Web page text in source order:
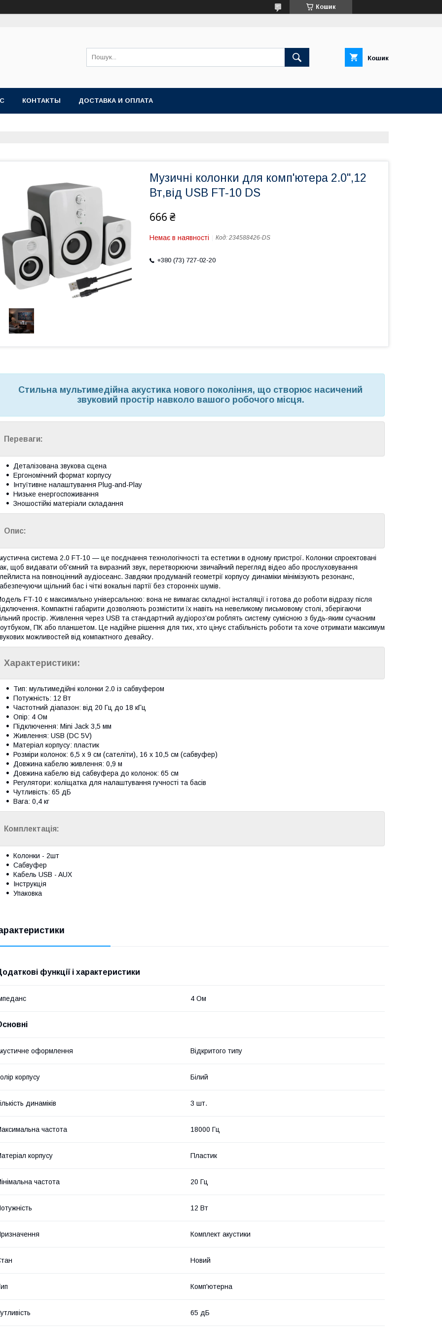
Кошик
Кошик
КОНТАКТЫ ДОСТАВКА И ОПЛАТА
Музичні колонки для комп'ютера 2.0",12
Вт,від USB FT-10 DS
666 ₴
Немає в наявності Код: 234588426-DS
+380 (73) 727-02-20
Стильна мультимедійна акустика нового покоління, що створює насичений
звуковий простір навколо вашого робочого місця.
Переваги:
Деталізована звукова сцена
Ергономічний формат корпусу
Інтуїтивне налаштування Plug-and-Play
Низьке енергоспоживання
Зношостійкі матеріали складання
Опис:
система 2.0 FT-10 — це поєднання технологічності та естетики в одному пристрої. Колонки спроектовані
щоб видавати об'ємний та виразний звук, перетворюючи звичайний перегляд відео або прослуховування
на повноцінний аудіосеанс. Завдяки продуманій геометрії корпусу динаміки мінімізують резонанс,
щільний бас і чіткі вокальні партії без сторонніх шумів.
FT-10 є максимально універсальною: вона не вимагає складної інсталяції і готова до роботи відразу після
Компактні габарити дозволяють розмістити їх навіть на невеликому письмовому столі, зберігаючи
простір. Живлення через USB та стандартний аудіороз'єм роблять систему сумісною з будь-яким сучасним
ПК або планшетом. Це надійне рішення для тих, хто цінує стабільність роботи та хоче отримати максимум
можливостей від компактного девайсу.
Характеристики:
Тип: мультимедійні колонки 2.0 із сабвуфером
Потужність: 12 Вт
Частотний діапазон: від 20 Гц до 18 кГц
Опір: 4 Ом
Підключення: Mini Jack 3,5 мм
Живлення: USB (DC 5V)
Матеріал корпусу: пластик
Розміри колонок: 6,5 х 9 см (сателіти), 16 х 10,5 см (сабвуфер)
Довжина кабелю живлення: 0,9 м
Довжина кабелю від сабвуфера до колонок: 65 см
Регулятори: коліщатка для налаштування гучності та басів
Чутливість: 65 дБ
Вага: 0,4 кг
Комплектація:
Колонки - 2шт
Сабвуфер
Кабель USB - AUX
Інструкція
Упаковка
функції і характеристики
4 Ом
оформлення Відкритого типу
корпусу Білий
динаміків 3 шт.
частота 18000 Гц
корпусу Пластик
частота 20 Гц
12 Вт
Комплект акустики
Новий
Комп'ютерна
65 дБ